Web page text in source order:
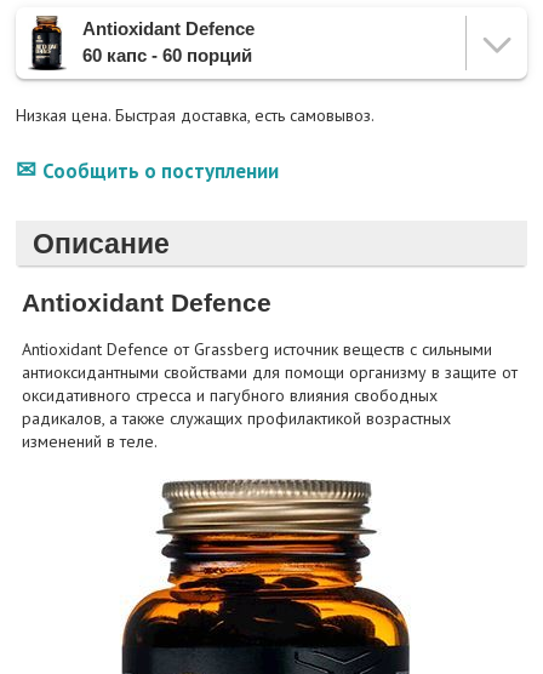
Antioxidant Defence
60 капс - 60 порций
Низкая цена. Быстрая доставка, есть самовывоз.
Сообщить о поступлении
Описание
Antioxidant Defence
Antioxidant Defence от Grassberg источник веществ с сильными
антиоксидантными свойствами для помощи организму в защите от
оксидативного стресса и пагубного влияния свободных
радикалов, а также служащих профилактикой возрастных
изменений в теле.